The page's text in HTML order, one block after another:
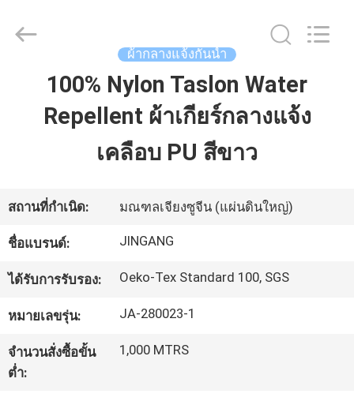
เกี่ยว
กับ
เรา
ทัวร์
โรงงาน
2025
Suzhou
ผ้ากลางแจ้งกันน้ำ
100% Nylon Taslon Water
Repellent ผ้าเกียร์กลางแจ้ง
เคลือบ PU สีขาว
สถานที่กำเนิด: มณฑลเจียงซูจีน (แผ่นดินใหญ่)
ชื่อแบรนด์: JINGANG
ได้รับการรับรอง: Oeko-Tex Standard 100, SGS
หมายเลขรุ่น: JA-280023-1
จำนวนสั่งซื้อขั้น
ต่ำ:
1,000 MTRS